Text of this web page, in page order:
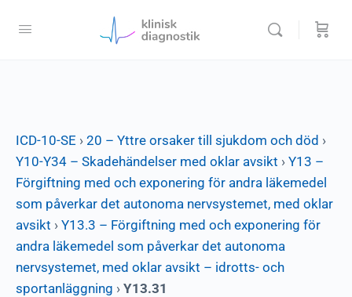
ICD-10-SE › 20 – Yttre orsaker till sjukdom och död ›
Y10-Y34 – Skadehändelser med oklar avsikt › Y13 –
Förgiftning med och exponering för andra läkemedel
som påverkar det autonoma nervsystemet, med oklar
avsikt › Y13.3 – Förgiftning med och exponering för
andra läkemedel som påverkar det autonoma
nervsystemet, med oklar avsikt – idrotts- och
sportanläggning › Y13.31